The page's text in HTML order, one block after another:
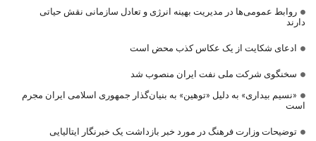
روابط عمومی‌ها در مدیریت بهینه انرژی و تعادل سازمانی نقش حیاتی
دارند
ادعای شکایت از یک عکاس کذب محض است
سخنگوی شرکت ملی نفت ایران منصوب شد
«نسیم بیداری» به دلیل «توهین» به بنیان‌گذار جمهوری اسلامی ایران مجرم
است
توضیحات وزارت فرهنگ در مورد خبر بازداشت یک خبرنگار ایتالیایی